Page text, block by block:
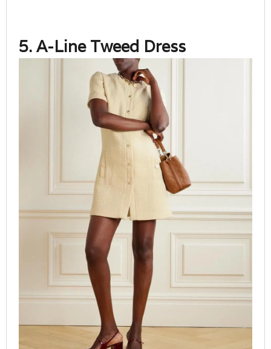
5. A-Line Tweed Dress